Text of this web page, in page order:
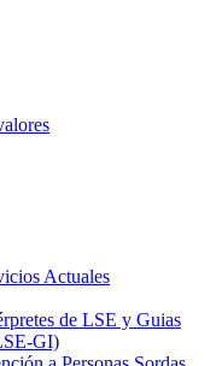
Actuales
de LSE y Guias
GI)